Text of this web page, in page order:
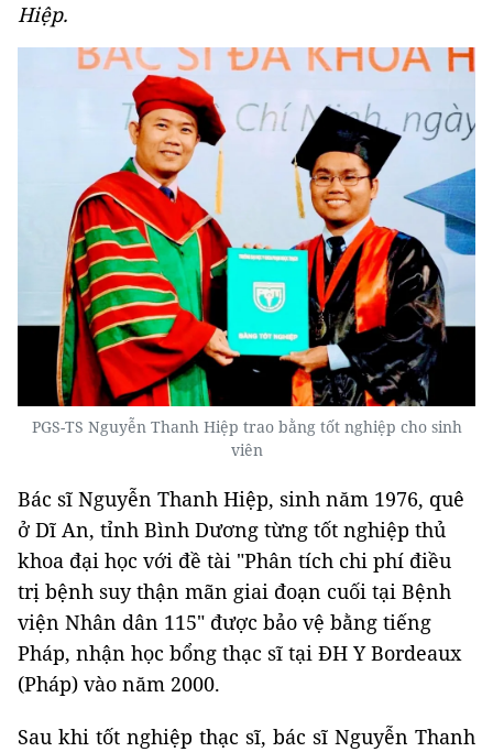
Hiệp.
PGS-TS Nguyễn Thanh Hiệp trao bằng tốt nghiệp cho sinh
viên
Bác sĩ Nguyễn Thanh Hiệp, sinh năm 1976, quê
ở Dĩ An, tỉnh Bình Dương từng tốt nghiệp thủ
khoa đại học với đề tài "Phân tích chi phí điều
trị bệnh suy thận mãn giai đoạn cuối tại Bệnh
viện Nhân dân 115" được bảo vệ bằng tiếng
Pháp, nhận học bổng thạc sĩ tại ĐH Y Bordeaux
(Pháp) vào năm 2000.
Sau khi tốt nghiệp thạc sĩ, bác sĩ Nguyễn Thanh